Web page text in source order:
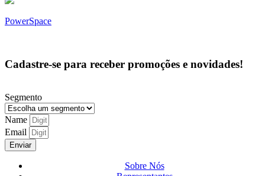
PowerSpace
Cadastre-se para receber promoções e novidades!
Segmento
Name
Email
Enviar
Sobre Nós